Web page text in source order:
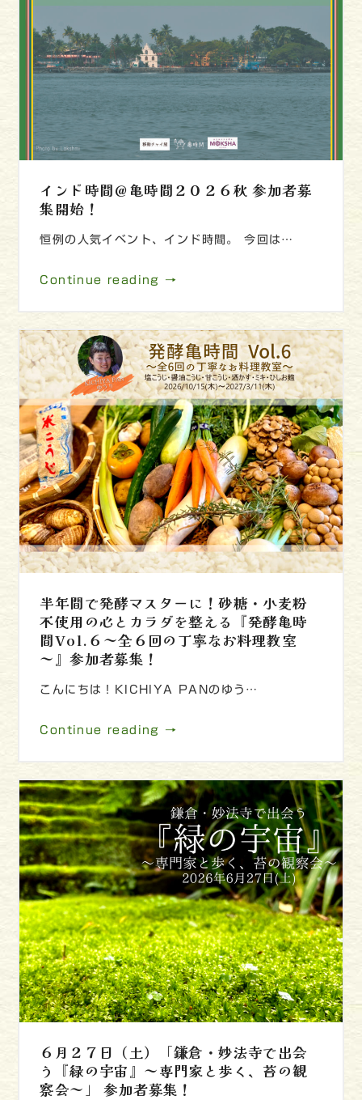
インド時間＠亀時間２０２６秋 参加者募
集開始！
恒例の人気イベント、インド時間。 今回は…
Continue reading →
半年間で発酵マスターに！砂糖・小麦粉
不使用の心とカラダを整える『発酵亀時
間Vol.６～全６回の丁寧なお料理教室
～』参加者募集！
こんにちは！KICHIYA PANのゆう…
Continue reading →
６月２７日（土）「鎌倉・妙法寺で出会
う『緑の宇宙』～専門家と歩く、苔の観
察会～」 参加者募集！